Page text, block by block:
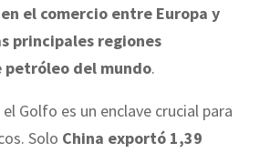
el comercio entre Europa y
principales regiones
petróleo del mundo.
Golfo es un enclave crucial para
Solo China exportó 1,39